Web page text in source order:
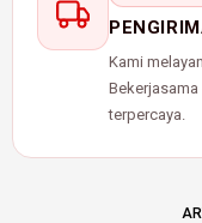
Kami
terpercaya.